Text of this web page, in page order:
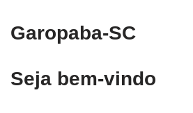
Garopaba-SC
Seja bem-vindo